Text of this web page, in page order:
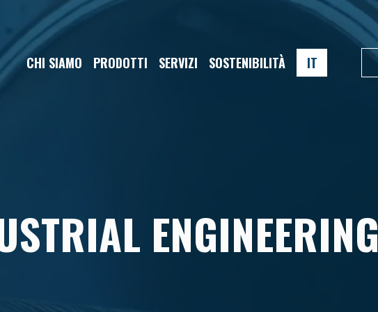
CHI SIAMO PRODOTTI SERVIZI SOSTENIBILITÀ IT
ENGINEERING